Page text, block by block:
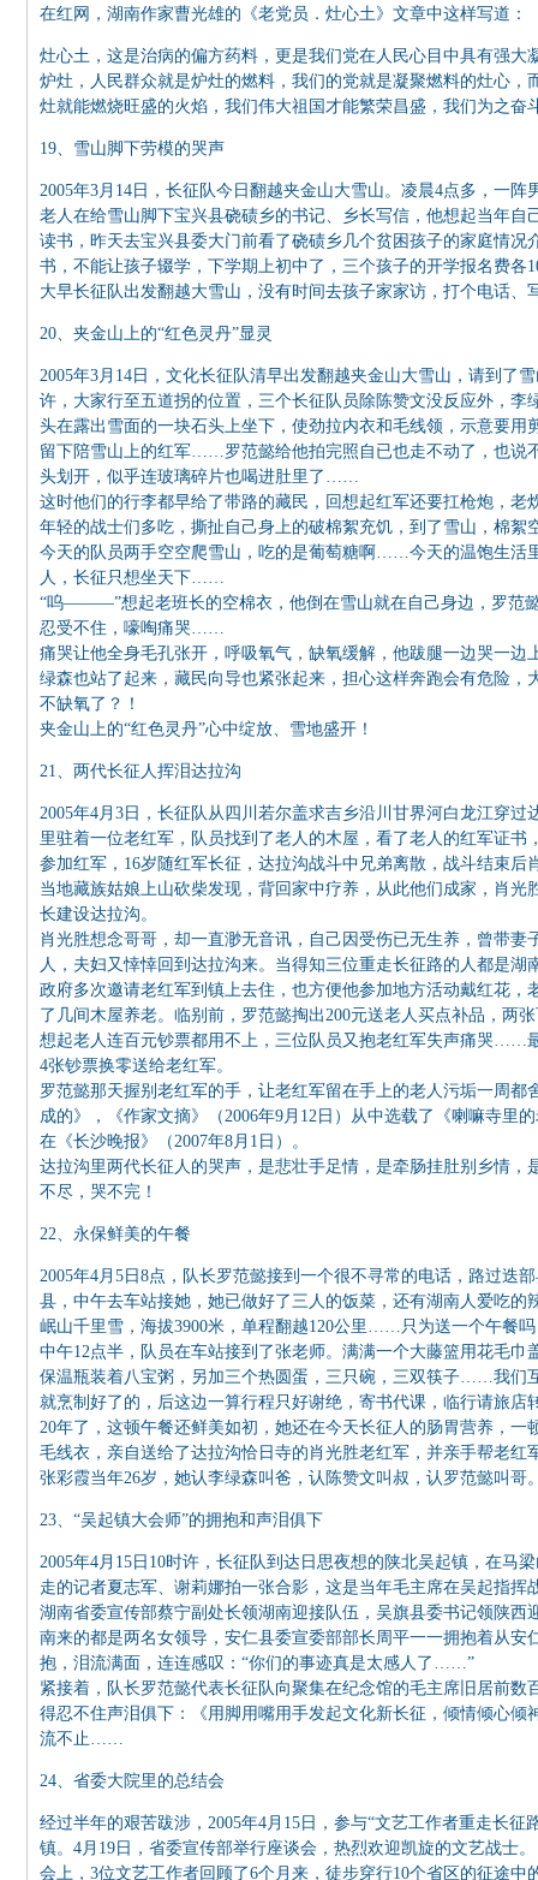
在红网，湖南作家曹光雄的《老党员．灶心土》文章中这样写道：
灶心土，这是治病的偏方药料，更是我们党在人民心目中具有强
炉灶，人民群众就是炉灶的燃料，我们的党就是凝聚燃料的灶心
灶就能燃烧旺盛的火焰，我们伟大祖国才能繁荣昌盛，我们为之
19、雪山脚下劳模的哭声
2005年3月14日，长征队今日翻越夹金山大雪山。凌晨4点多，一
老人在给雪山脚下宝兴县硗碛乡的书记、乡长写信，他想起当年
读书，昨天去宝兴县委大门前看了硗碛乡几个贫困孩子的家庭情
书，不能让孩子辍学，下学期上初中了，三个孩子的开学报名费各
大早长征队出发翻越大雪山，没有时间去孩子家家访，打个电话
20、夹金山上的“红色灵丹”显灵
2005年3月14日，文化长征队清早出发翻越夹金山大雪山，请到了
许，大家行至五道拐的位置，三个长征队员除陈赞文没反应外，
头在露出雪面的一块石头上坐下，使劲拉内衣和毛线领，示意要
留下陪雪山上的红军……罗范懿给他拍完照自已也走不动了，也说
头划开，似乎连玻璃碎片也喝进肚里了……
这时他们的行李都早给了带路的藏民，回想起红军还要扛枪炮，
年轻的战士们多吃，撕扯自己身上的破棉絮充饥，到了雪山，棉
今天的队员两手空空爬雪山，吃的是葡萄糖啊……今天的温饱生活
人，长征只想坐天下……
“呜———”想起老班长的空棉衣，他倒在雪山就在自己身边，罗范
忍受不住，嚎啕痛哭……
痛哭让他全身毛孔张开，呼吸氧气，缺氧缓解，他跋腿一边哭一
绿森也站了起来，藏民向导也紧张起来，担心这样奔跑会有危险
不缺氧了？！
夹金山上的“红色灵丹”心中绽放、雪地盛开！
21、两代长征人挥泪达拉沟
2005年4月3日，长征队从四川若尔盖求吉乡沿川甘界河白龙江穿
里驻着一位老红军，队员找到了老人的木屋，看了老人的红军证
参加红军，16岁随红军长征，达拉沟战斗中兄弟离散，战斗结束
当地藏族姑娘上山砍柴发现，背回家中疗养，从此他们成家，肖
长建设达拉沟。
肖光胜想念哥哥，却一直渺无音讯，自己因受伤已无生养，曾带
人，夫妇又悻悻回到达拉沟来。当得知三位重走长征路的人都是
政府多次邀请老红军到镇上去住，也方便他参加地方活动戴红花
了几间木屋养老。临别前，罗范懿掏出200元送老人买点补品，
想起老人连百元钞票都用不上，三位队员又抱老红军失声痛哭……
4张钞票换零送给老红军。
罗范懿那天握别老红军的手，让老红军留在手上的老人污垢一周
成的》，《作家文摘》（2006年9月12日）从中选载了《喇嘛寺里
在《长沙晚报》（2007年8月1日）。
达拉沟里两代长征人的哭声，是悲壮手足情，是牵肠挂肚别乡情
不尽，哭不完！
22、永保鲜美的午餐
2005年4月5日8点，队长罗范懿接到一个很不寻常的电话，路过迭
县，中午去车站接她，她已做好了三人的饭菜，还有湖南人爱吃
岷山千里雪，海拔3900米，单程翻越120公里……只为送一个午餐
中午12点半，队员在车站接到了张老师。满满一个大藤篮用花毛
保温瓶装着八宝粥，另加三个热圆蛋，三只碗，三双筷子……我们
就烹制好了的，后这边一算行程只好谢绝，寄书代课，临行请旅店
20年了，这顿午餐还鲜美如初，她还在今天长征人的肠胃营养，
毛线衣，亲自送给了达拉沟恰日寺的肖光胜老红军，并亲手帮老
张彩霞当年26岁，她认李绿森叫爸，认陈赞文叫叔，认罗范懿叫哥
23、“吴起镇大会师”的拥抱和声泪俱下
2005年4月15日10时许，长征队到达日思夜想的陕北吴起镇，在马
走的记者夏志军、谢莉娜拍一张合影，这是当年毛主席在吴起指
湖南省委宣传部蔡宁副处长领湖南迎接队伍，吴旗县委书记领陕
南来的都是两名女领导，安仁县委宣委部部长周平一一拥抱着从
抱，泪流满面，连连感叹：“你们的事迹真是太感人了……”
紧接着，队长罗范懿代表长征队向聚集在纪念馆的毛主席旧居前
得忍不住声泪俱下：《用脚用嘴用手发起文化新长征，倾情倾心
流不止……
24、省委大院里的总结会
经过半年的艰苦跋涉，2005年4月15日，参与“文艺工作者重走长
镇。4月19日，省委宣传部举行座谈会，热烈欢迎凯旋的文艺战士。
会上，3位文艺工作者回顾了6个月来，徒步穿行10个省区的征途中